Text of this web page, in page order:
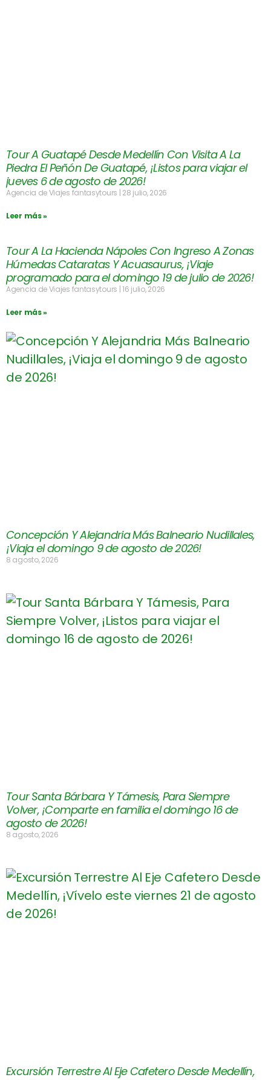
Tour A Guatapé Desde Medellín Con Visita A La
Piedra El Peñón De Guatapé, ¡Listos para viajar el
jueves 6 de agosto de 2026!
Agencia de Viajes fantasytours 28 julio, 2026
Leer más »
Tour A La Hacienda Nápoles Con Ingreso A Zonas
Húmedas Cataratas Y Acuasaurus, ¡Viaje
programado para el domingo 19 de julio de 2026!
Agencia de Viajes fantasytours 16 julio, 2026
Leer más »
Concepción Y Alejandria Más Balneario Nudillales,
¡Viaja el domingo 9 de agosto de 2026!
8 agosto, 2026
Tour Santa Bárbara Y Támesis, Para Siempre
Volver, ¡Comparte en familia el domingo 16 de
agosto de 2026!
8 agosto, 2026
Excursión Terrestre Al Eje Cafetero Desde Medellín,